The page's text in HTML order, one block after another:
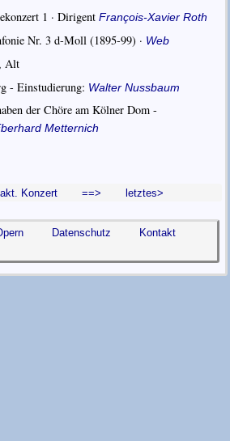
1 ·Dirigent François-Xavier Roth
Nr. 3 d-Moll (1895-99) · Web
Alt
- Einstudierung: Walter Nussbaum
der Chöre am Kölner Dom -
Metternich
akt. Konzert ==> letztes>
Datenschutz
Kontakt